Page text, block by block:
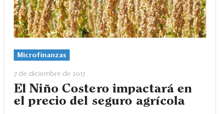
Economía y Finanzas
Legal y Política
Eventos
Ranking CEO
Microfinanzas
7 de diciembre de 2017
El Niño Costero impactará en
el precio del seguro agrícola